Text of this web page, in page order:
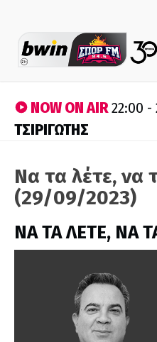
NOW ON AIR22:00
ΤΣΙΡΙΓΩΤΗΣ
Να τα λέτε, να
(29/09/2023)
ΝΑ ΤΑ ΛΕΤΕ, ΝΑ